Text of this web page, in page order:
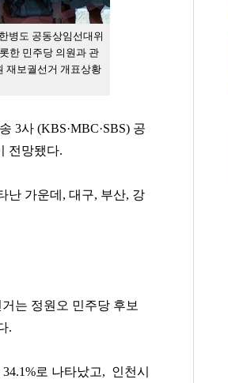
병도 공동상임선대위
한 민주당 의원과 관
재보궐선거 개표상황
3사 (KBS·MBC·SBS) 공
전망됐다.
난 가운데, 대구, 부산, 강
는 정원오 민주당 후보
.
로 나타났고, 인천시